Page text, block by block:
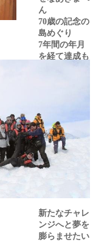
ん
70歳の記念の
島めぐり
7年間の年月
を経て達成も
彼女の前には
ほんの通過点
にしかない
『地球の島め
ぐり』も
人生の大先輩
の前では小さ
新たなチャレ
ンジへと夢を
膨らませたい